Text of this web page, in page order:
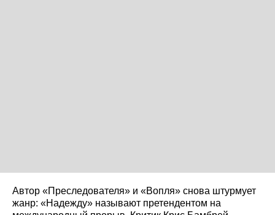
Автор «Преследователя» и «Вопля» снова штурмует
жанр: «Надежду» называют претендентом на